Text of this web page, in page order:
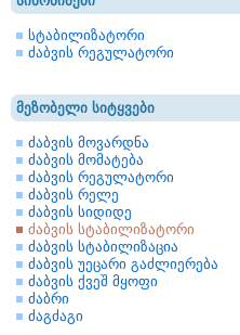
სტაბილიზატორი
ძაბვის რეგულატორი
მეზობელი სიტყვები
ძაბვის მოვარდნა
ძაბვის მომატება
ძაბვის რეგულატორი
ძაბვის რელე
ძაბვის სიდიდე
ძაბვის სტაბილიზატორი
ძაბვის სტაბილიზაცია
ძაბვის უეცარი გაძლიერება
ძაბვის ქვეშ მყოფი
ძაბრი
ძაგძაგი